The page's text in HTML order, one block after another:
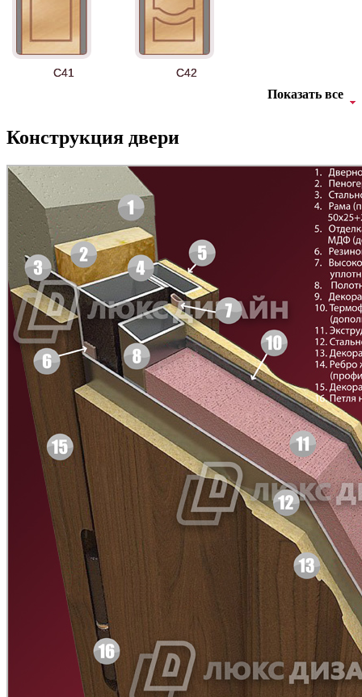
Б-35 3
БНТ БУК БАВАРИЯ
Д-11 Н Д-11 С
Д-11 СС
C41 C42
C43 C44
C45 C46
C47
Показать все
Конструкция двери